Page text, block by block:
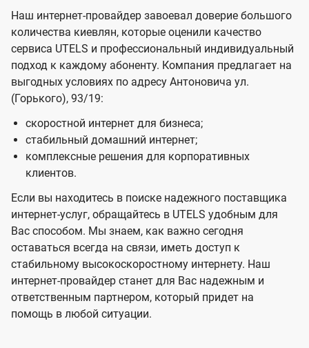
Наш интернет-провайдер завоевал доверие большого
количества киевлян, которые оценили качество
сервиса UTELS и профессиональный индивидуальный
подход к каждому абоненту. Компания предлагает на
выгодных условиях по адресу Антоновича ул.
(Горького), 93/19:
скоростной интернет для бизнеса;
стабильный домашний интернет;
комплексные решения для корпоративных
клиентов.
Если вы находитесь в поиске надежного поставщика
интернет-услуг, обращайтесь в UTELS удобным для
Вас способом. Мы знаем, как важно сегодня
оставаться всегда на связи, иметь доступ к
стабильному высокоскоростному интернету. Наш
интернет-провайдер станет для Вас надежным и
ответственным партнером, который придет на
помощь в любой ситуации.